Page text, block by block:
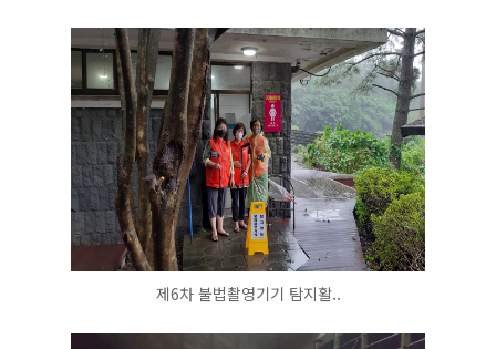
제6차 불법촬영기기 탐지활..